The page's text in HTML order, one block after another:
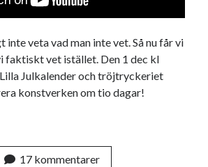
inte veta vad man inte vet. Så nu får vi
faktiskt vet istället. Den 1 dec kl
Julkalender och tröjtryckeriet
konstverken om tio dagar!
17 kommentarer